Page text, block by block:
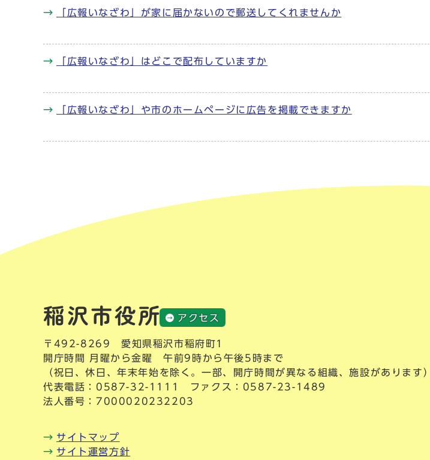
「広報いなざわ」が家に届かないので郵送してくれませんか
「広報いなざわ」はどこで配布していますか
「広報いなざわ」や市のホームページに広告を掲載できますか
アクセス
〒492-8269 愛知県稲沢市稲府町1
開庁時間 月曜から金曜 午前9時から午後5時まで
（祝日、休日、年末年始を除く。一部、開庁時間が異なる組織、施設があります）
代表電話： 0587-32-1111
ファクス：0587-23-1489
法人番号：7000020232203
サイトマップ
サイト運営方針